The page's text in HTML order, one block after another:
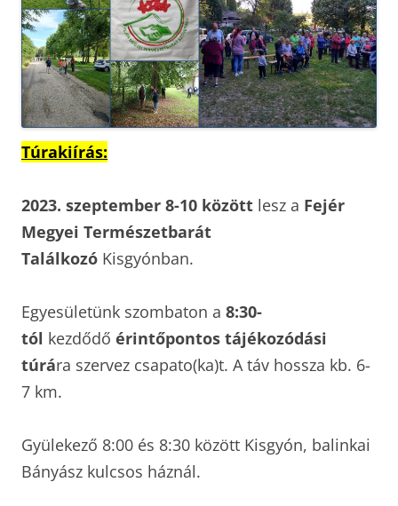
Túrakiírás:
2023. szeptember 8-10 között lesz a Fejér
Megyei Természetbarát
Találkozó Kisgyónban.
Egyesületünk szombaton a 8:30-
tól kezdődő érintőpontos tájékozódási
túrára szervez csapato(ka)t. A táv hossza kb. 6-
7 km.
Gyülekező 8:00 és 8:30 között Kisgyón, balinkai
Bányász kulcsos háznál.